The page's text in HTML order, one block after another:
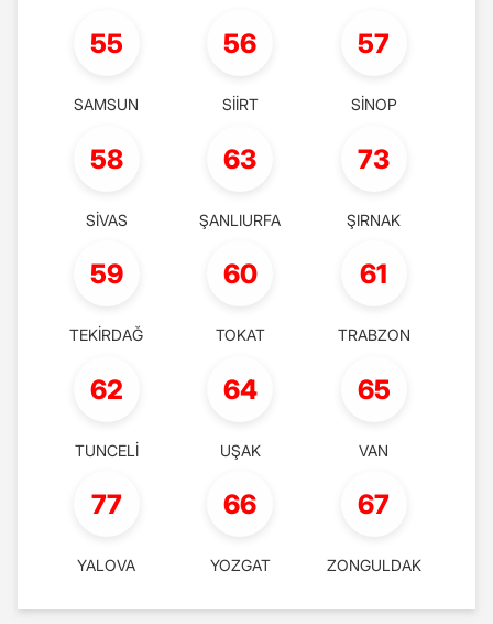
55
SAMSUN
56
SİİRT
57
SİNOP
58
SİVAS
63
ŞANLIURFA
73
ŞIRNAK
59
TEKİRDAĞ
60
TOKAT
61
TRABZON
62
TUNCELİ
64
UŞAK
65
VAN
77
YALOVA
66
YOZGAT
67
ZONGULDAK